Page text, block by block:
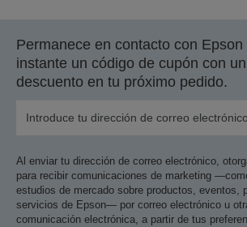
anterior
Permanece en contacto con Epson
instante un código de cupón con un
descuento en tu próximo pedido.
Al enviar tu dirección de correo electrónico,
para recibir comunicaciones de marketing
estudios de mercado sobre productos, eventos,
servicios de Epson— por correo electrónico u
comunicación electrónica, a partir de tus